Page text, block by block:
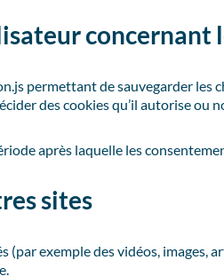
concernant
permettant de sauvegarder les
des cookies qu’il autorise ou
après laquelle les
sites
exemple des vidéos, images,